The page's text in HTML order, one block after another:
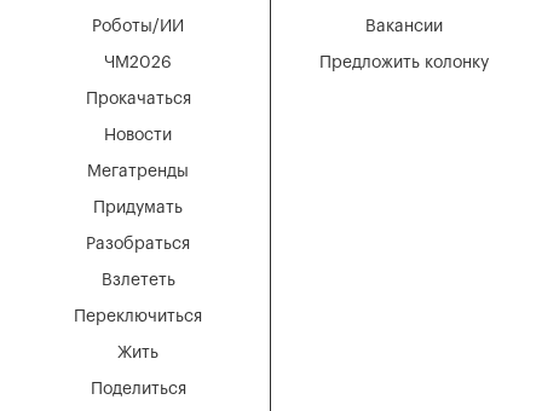
Мегатренды
Придумать
Разобраться
Взлететь
Новости
Переключиться
Жить
Поделиться
Роботы/ИИ
ЧМ2026
Прокачаться
Вакансии
Предложить колонку